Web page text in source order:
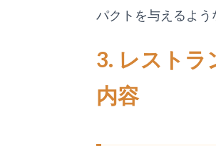
パクトを与えるよう
3. レストラ
内容